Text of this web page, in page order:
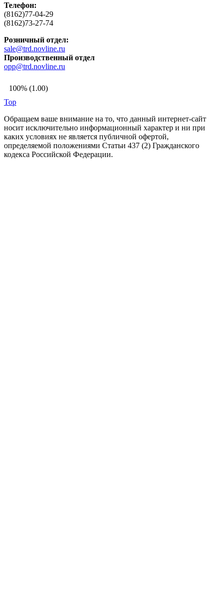
Телефон:
(8162)77-04-29
(8162)73-27-74
Розничный отдел:
sale@trd.novline.ru
Производственный отдел
opp@trd.novline.ru
100% (1.00)
Top
Обращаем ваше внимание на то, что данный интернет-сайт
носит исключительно информационный характер и ни при
каких условиях не является публичной офертой,
определяемой положениями Статьи 437 (2) Гражданского
кодекса Российской Федерации.